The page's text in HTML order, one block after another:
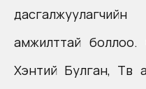
амжилттай боллоо.
Хэнтий Булган, Төв